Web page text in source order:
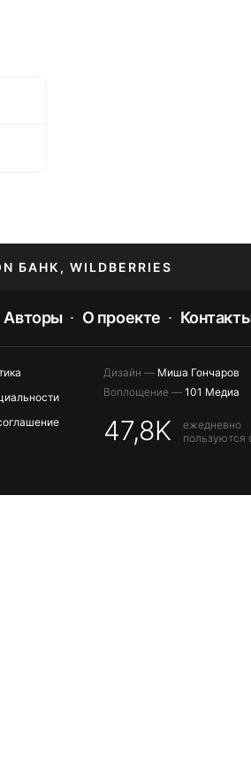
БАНК, WILDBERRIES
Авторы О проекте
Дизайн — Миша Гончаров
Воплощение — 101 Медиа
47,8K
ежедневно
пользуются